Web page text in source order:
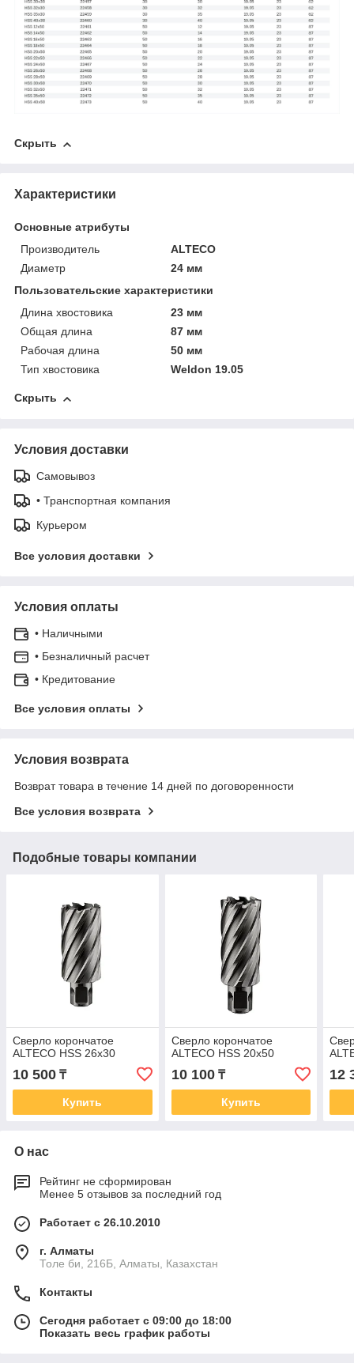
Скрыть
Характеристики
Основные атрибуты
Производитель
ALTECO
Диаметр
24 мм
Пользовательские характеристики
Длина хвостовика
23 мм
Общая длина
87 мм
Рабочая длина
50 мм
Тип хвостовика
Weldon 19.05
Скрыть
Условия доставки
Самовывоз
• Транспортная компания
Курьером
Все условия доставки
Условия оплаты
• Наличными
• Безналичный расчет
• Кредитование
Все условия оплаты
Условия возврата
Возврат товара в течение 14 дней по договоренности
Все условия возврата
Подобные товары компании
Сверло корончатое
ALTECO HSS 26x30
10 500 ₸
Купить
Сверло корончатое
ALTECO HSS 20x50
10 100₸
Купить
12
О нас
Рейтинг не сформирован
Менее 5 отзывов за последний год
Работает с 26.10.2010
г. Алматы
Толе би, 216Б, Алматы, Казахстан
Контакты
Сегодня работает с 09:00 до 18:00
Показать весь график работы